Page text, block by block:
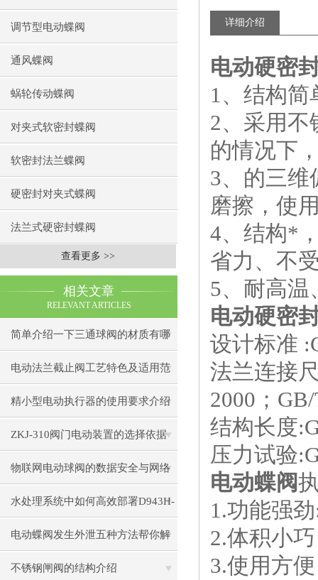
调节型电动蝶阀
通风蝶阀
蜗轮传动蝶阀
对夹式软密封蝶阀
软密封法兰蝶阀
硬密封对夹式蝶阀
法兰式硬密封蝶阀
查看更多 >>
相关文章
RELEVANT ARTICLES
简单介绍一下三通球阀的材质有哪
些
电动法兰截止阀工艺特色及适用范
围
精小型电动执行器的使用要求介绍
ZKJ-310阀门电动装置的选择依据
物联网电动球阀的数据安全与网络
安全防护策略
水处理系统中如何高效部署D943H-
16C电动蝶阀？
电动蝶阀发生外泄五种方法帮你解
决问题
不锈钢闸阀的结构介绍
详细介绍
电动硬密
1、结构
2、采用不
的情况下
3、的三维
磨擦，使
4、结构*
省力、不
5、耐高温
电动硬密
设计标准
法兰连接
2000；
结构长度
压力试验
电动蝶阀
1.功能强
2.体积小
3.使用方